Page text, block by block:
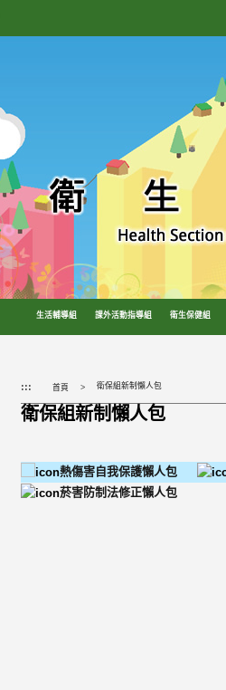
生活輔導組 課外活動指導組 衛生保健組
::: 首頁 衛保組新制懶人包
衛保組新制懶人包
熱傷害自我保護懶人包
菸害防制法修正懶人包